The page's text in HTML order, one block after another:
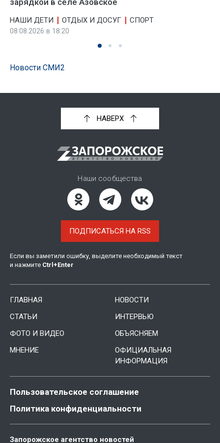
зарядкой в селе Азовское
НАШИ ДЕТИ ОТДЫХ И ДОСУГ
СПОРТ
08.08.2026 в 18:20
Новости СМИ2
НАВЕРХ
Наши сообщества
ПОДПИСАТЬСЯ НА RSS
Если вы заметили ошибку, выделите необходимый текст
и нажмите Ctrl +Enter
ГЛАВНАЯ
НОВОСТИ
СТАТЬИ
ИНТЕРВЬЮ
ФОТО И ВИДЕО
ОБЪЯСНЯЕМ
МНЕНИЕ
ОФИЦИАЛЬНАЯ
ИНФОРМАЦИЯ
Пользовательское соглашение
Политика конфиденциальности
Запорожское агентство новостей